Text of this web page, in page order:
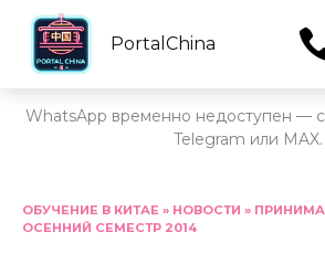
PortalChina
WhatsApp временно недоступен —
Telegram или MAX.
содержанию
ОБУЧЕНИЕ В КИТАЕ » НОВОСТИ »
ОСЕННИЙ СЕМЕСТР 2014